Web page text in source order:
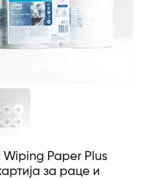
Wiping Paper Plus
за раце и